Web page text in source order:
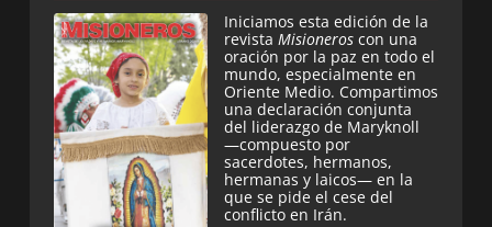
Iniciamos esta edición de la
revista Misioneros con una
oración por la paz en todo el
mundo, especialmente en
Oriente Medio. Compartimos
una declaración conjunta
del liderazgo de Maryknoll
—compuesto por
sacerdotes, hermanos,
hermanas y laicos— en la
que se pide el cese del
conflicto en Irán.